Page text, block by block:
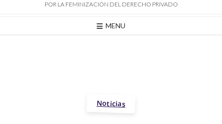
POR LA FEMINIZACIÓN DEL DERECHO PRIVADO
MENU
Noticias